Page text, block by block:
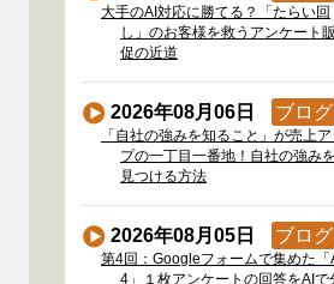
大手のAI対応に勝てる？「たらい回
し」のお客様を救うアンケート販
促の近道
2026年08月06日 ブログ
「自社の強みを知ること」が売上ア
プの一丁目一番地！自社の強みを
見つける方法
2026年08月05日 ブログ
第4回：Googleフォームで集めた「
4」１枚アンケートの回答をAIで